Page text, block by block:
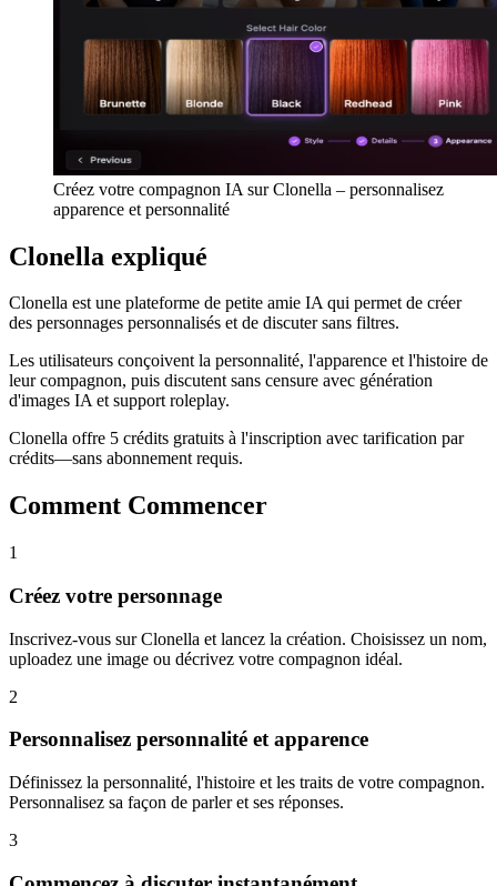
Créez votre compagnon IA sur Clonella – personnalisez
apparence et personnalité
Clonella expliqué
Clonella est une plateforme de petite amie IA qui permet de créer
des personnages personnalisés et de discuter sans filtres.
Les utilisateurs conçoivent la personnalité, l'apparence et l'histoire de
leur compagnon, puis discutent sans censure avec génération
d'images IA et support roleplay.
Clonella offre 5 crédits gratuits à l'inscription avec tarification par
crédits—sans abonnement requis.
Comment Commencer
1
Créez votre personnage
Inscrivez-vous sur Clonella et lancez la création. Choisissez un nom,
uploadez une image ou décrivez votre compagnon idéal.
2
Personnalisez personnalité et apparence
Définissez la personnalité, l'histoire et les traits de votre compagnon.
Personnalisez sa façon de parler et ses réponses.
3